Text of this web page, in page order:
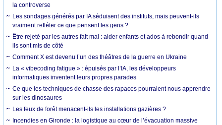
la controverse
Les sondages générés par IA séduisent des instituts, mais peuvent-ils
vraiment refléter ce que pensent les gens ?
Être rejeté par les autres fait mal : aider enfants et ados à rebondir quand
ils sont mis de côté
Comment X est devenu l’un des théâtres de la guerre en Ukraine
La « vibecoding fatigue » : épuisés par l’IA, les développeurs
informatiques inventent leurs propres parades
Ce que les techniques de chasse des rapaces pourraient nous apprendre
sur les dinosaures
Les feux de forêt menacent-ils les installations gazières ?
Incendies en Gironde : la logistique au cœur de l’évacuation massive